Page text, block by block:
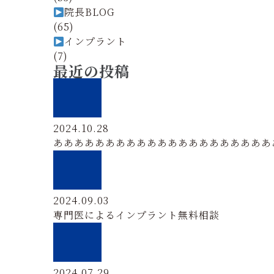
院長BLOG
(65)
インプラント
(7)
最近の投稿
2024.10.28
ああああああああああああああああああああ
2024.09.03
専門医によるインプラント無料相談